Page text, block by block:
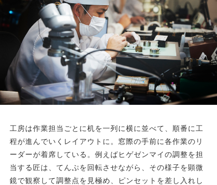
工房は作業担当ごとに机を一列に横に並べて、順番に工
程が進んでいくレイアウトに。窓際の手前に各作業のリ
ーダーが着席している。例えばヒゲゼンマイの調整を担
当する匠は、てんぷを回転させながら、その様子を顕微
鏡で観察して調整点を見極め、ピンセットを差し入れし